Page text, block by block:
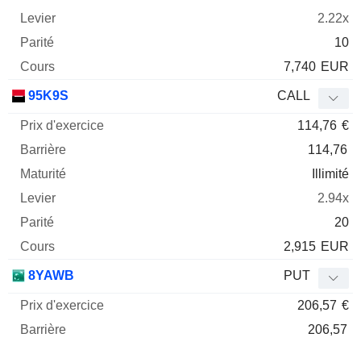
2.22x
10
7,740 EUR
95K9S CALL
114,76 €
114,76
Illimité
2.94x
20
2,915 EUR
8YAWB PUT
206,57 €
206,57